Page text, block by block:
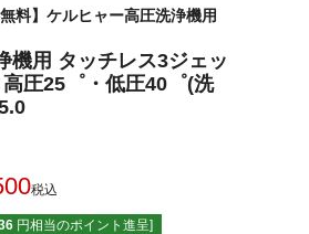
料】ケルヒャー高圧洗浄機用
機用 タッチレス3ジェッ
圧25゜・低圧40゜(洗
税込
円相当のポイント進呈]